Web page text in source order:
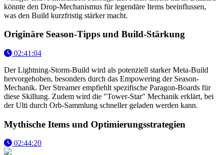
könnte den Drop-Mechanismus für legendäre Items beeinflussen,
was den Build kurzfristig stärker macht.
Originäre Season-Tipps und Build-Stärkung
02:41:04
Der Lightning-Storm-Build wird als potenziell starker Meta-Build
hervorgehoben, besonders durch das Empowering der Season-
Mechanik. Der Streamer empfiehlt spezifische Paragon-Boards für
diese Skillung. Zudem wird die "Tower-Star" Mechanik erklärt, bei
der Ulti durch Orb-Sammlung schneller geladen werden kann.
Mythische Items und Optimierungsstrategien
02:44:20